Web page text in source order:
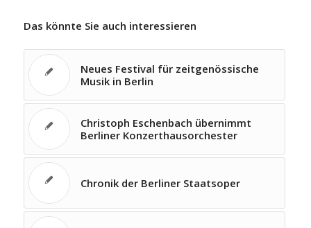
Das könnte Sie auch interessieren
Neues Festival für zeitgenössische
Musik in Berlin
Christoph Eschenbach übernimmt
Berliner Konzerthausorchester
Chronik der Berliner Staatsoper